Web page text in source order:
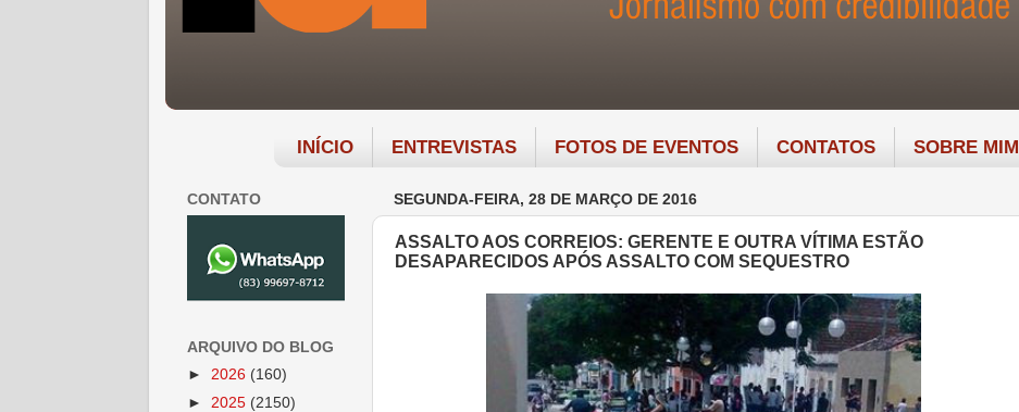
INÍCIO ENTREVISTAS FOTOS DE EVENTOS CONTATOS SOBRE MIM
SEGUNDA-FEIRA, 28 DE MARÇO DE 2016
ASSALTO AOS CORREIOS: GERENTE E OUTRA VÍTIMA ESTÃO
DESAPARECIDOS APÓS ASSALTO COM SEQUESTRO
CONTATO
ARQUIVO DO BLOG
► 2026 (160)
► 2025 (2150)